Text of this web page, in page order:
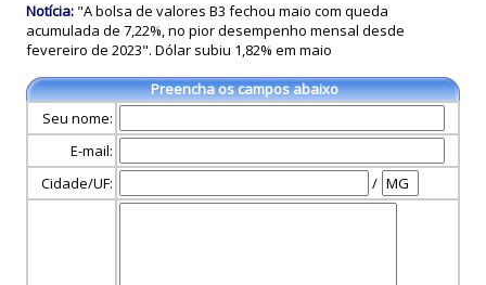
Notícia: "A bolsa de valores B3 fechou maio com queda
acumulada de 7,22%, no pior desempenho mensal desde
fevereiro de 2023". Dólar subiu 1,82% em maio
Preencha os campos abaixo
Seu nome:
E-mail:
Cidade/UF:
/